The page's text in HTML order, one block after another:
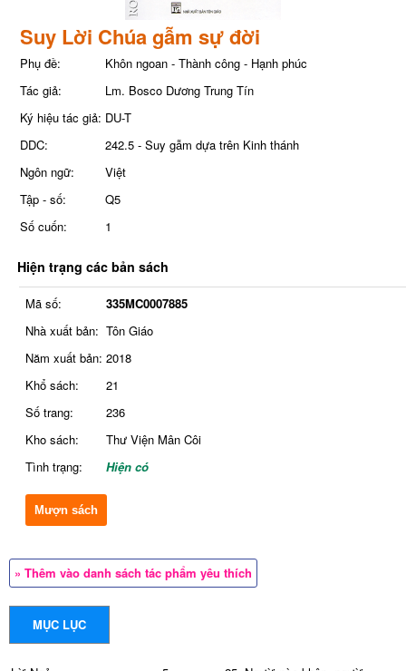
Suy Lời Chúa gẫm sự đời
Phụ đề:
Khôn ngoan - Thành công - Hạnh phúc
Tác giả:
Lm. Bosco Dương Trung Tín
Ký hiệu tác giả: DU-T
DDC:
242.5 - Suy gẫm dựa trên Kinh thánh
Ngôn ngữ:
Việt
Tập - số:
Q5
Số cuốn:
1
Hiện trạng các bản sách
Mã số:
335MC0007885
Nhà xuất bản: Tôn Giáo
Năm xuất bản: 2018
Khổ sách:
21
Số trang:
236
Kho sách:
Thư Viện Mân Côi
Tình trạng:
Hiện có
Mượn sách
» Thêm vào danh sách tác phẩm yêu thích
MỤC LỤC